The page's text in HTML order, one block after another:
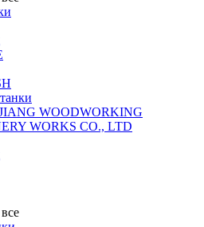
WOODWORKING
WORKS CO., LTD